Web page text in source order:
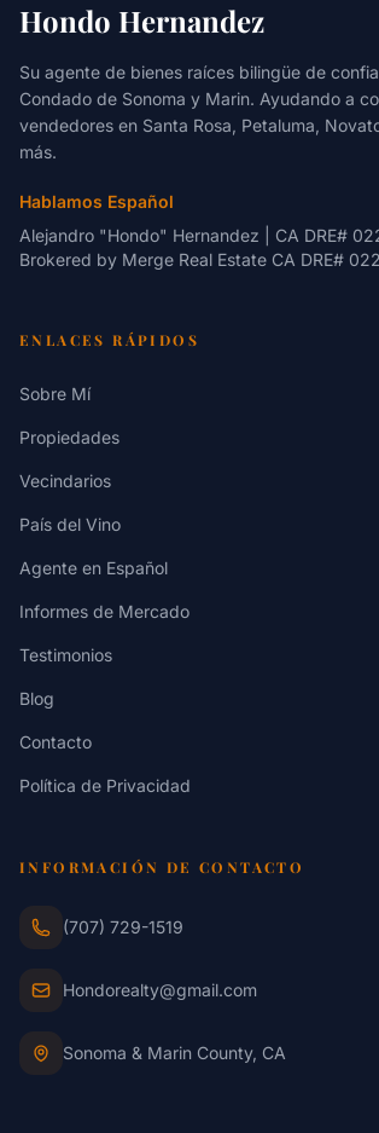
Hondo Hernandez
Su agente de bienes raíces bilingüe de
Condado de Sonoma y Marin. Ayudando a
vendedores en Santa Rosa, Petaluma,
más.
Hablamos Español
Alejandro "Hondo" Hernandez | CA DRE#
Brokered by Merge Real Estate CA DRE#
ENLACES RÁPIDOS
Sobre Mí
Propiedades
Vecindarios
País del Vino
Agente en Español
Informes de Mercado
Testimonios
Blog
Contacto
Política de Privacidad
INFORMACIÓN DE CONTACTO
(707) 729-1519
Hondorealty@gmail.com
Sonoma & Marin County, CA